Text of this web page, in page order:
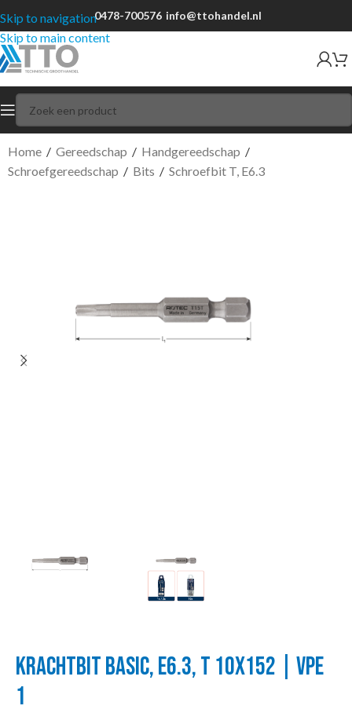
Skip to navigation
Skip to main content
0478-700576 info@ttohandel.nl
Home / Gereedschap / Handgereedschap /
Schroefgereedschap / Bits / Schroefbit T, E6.3
KRACHTBIT BASIC, E6.3, T 10X152 | VPE
1